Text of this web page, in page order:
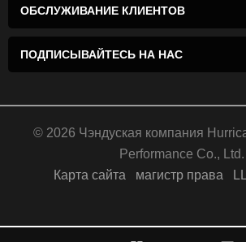
ОБСЛУЖИВАНИЕ КЛИЕНТОВ
ПОДПИСЫВАЙТЕСЬ НА НАС
© 2026 Чэндуская компания
Performance Co., Ltd.
Карта сайта
магистр права